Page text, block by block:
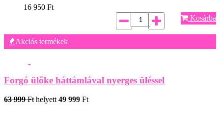
16 950 Ft
Kosárba
Akciós termékek
Forgó ülőke háttámlával nyerges üléssel
63 999 Ft helyett 49 999 Ft